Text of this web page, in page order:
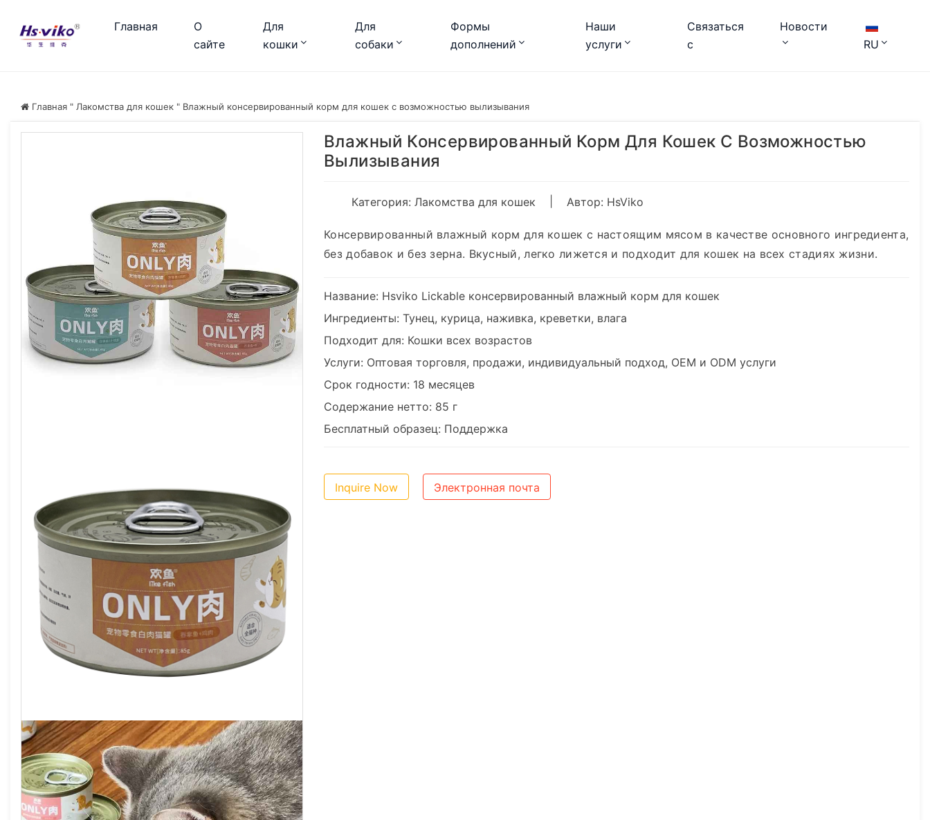
Главная
О
сайте
Для
кошки
Для
собаки
Формы
дополнений
Наши
услуги
Связаться
с
Новости
RU
Главная " Лакомства для кошек " Влажный консервированный корм для кошек с возможностью вылизывания
Влажный Консервированный Корм Для Кошек С Возможностью
Вылизывания
Категория: Лакомства для кошек Автор: HsViko
Консервированный влажный корм для кошек с настоящим мясом в качестве основного ингредиента,
без добавок и без зерна. Вкусный, легко лижется и подходит для кошек на всех стадиях жизни.
Название: Hsviko Lickable консервированный влажный корм для кошек
Ингредиенты: Тунец, курица, наживка, креветки, влага
Подходит для: Кошки всех возрастов
Услуги: Оптовая торговля, продажи, индивидуальный подход, OEM и ODM услуги
Срок годности: 18 месяцев
Содержание нетто: 85 г
Бесплатный образец: Поддержка
Inquire Now Электронная почта